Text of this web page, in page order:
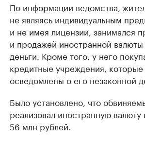
По информации ведомства,
не являясь индивидуальным
и не имея лицензии, занимался
и продажей иностранной валюты
деньги. Кроме того, у него
кредитные учреждения,
осведомлены о его незаконной
Было установлено, что
реализовал иностранную
56 млн рублей.